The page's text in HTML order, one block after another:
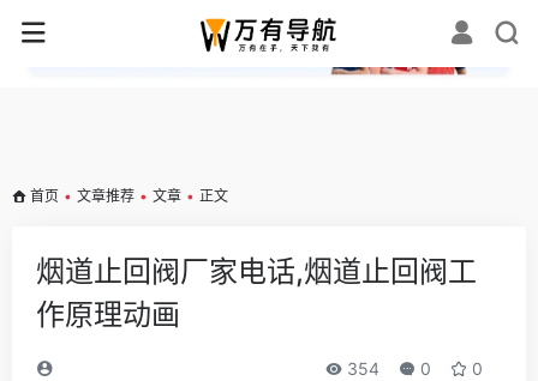
✕
首页 • 文章推荐 • 文章 • 正文
烟道止回阀厂家电话,烟道止回阀工
作原理动画
354 0 0